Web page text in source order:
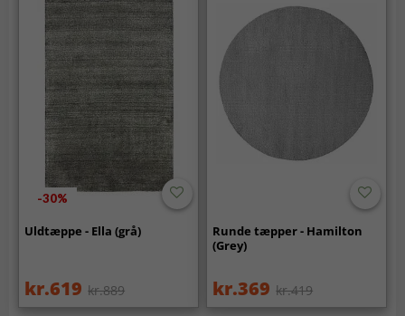
-30%
Uldtæppe - Ella (grå)
kr.619 kr.889
Runde tæpper - Hamilton
(Grey)
kr.369 kr.419